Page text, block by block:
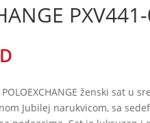
ženski sat u
Jubilej narukvicom, sa